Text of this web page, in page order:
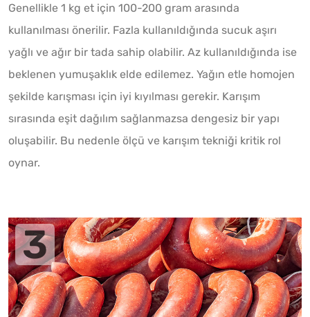
Genellikle 1 kg et için 100-200 gram arasında
kullanılması önerilir. Fazla kullanıldığında sucuk aşırı
yağlı ve ağır bir tada sahip olabilir. Az kullanıldığında ise
beklenen yumuşaklık elde edilemez. Yağın etle homojen
şekilde karışması için iyi kıyılması gerekir. Karışım
sırasında eşit dağılım sağlanmazsa dengesiz bir yapı
oluşabilir. Bu nedenle ölçü ve karışım tekniği kritik rol
oynar.